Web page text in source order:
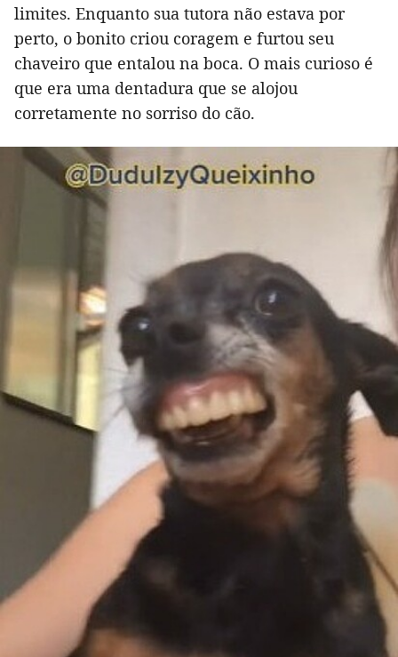
limites. Enquanto sua tutora não estava por
perto, o bonito criou coragem e furtou seu
chaveiro que entalou na boca. O mais curioso é
que era uma dentadura que se alojou
corretamente no sorriso do cão.